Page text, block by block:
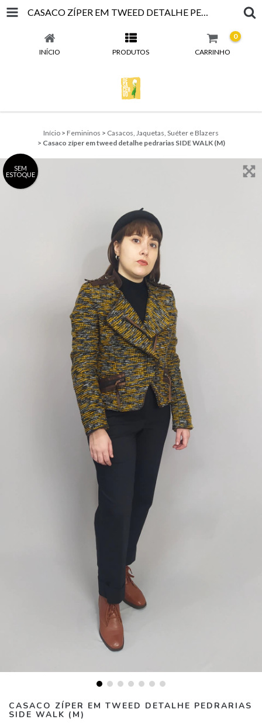
CASACO ZÍPER EM TWEED DETALHE PEDRARIAS SIDE WALK (M)
INÍCIO PRODUTOS CARRINHO
0
Início > Femininos > Casacos, Jaquetas, Suéter e Blazers
> Casaco zíper em tweed detalhe pedrarias SIDE WALK (M)
SEM
ESTOQUE
CASACO ZÍPER EM TWEED DETALHE PEDRARIAS
SIDE WALK (M)